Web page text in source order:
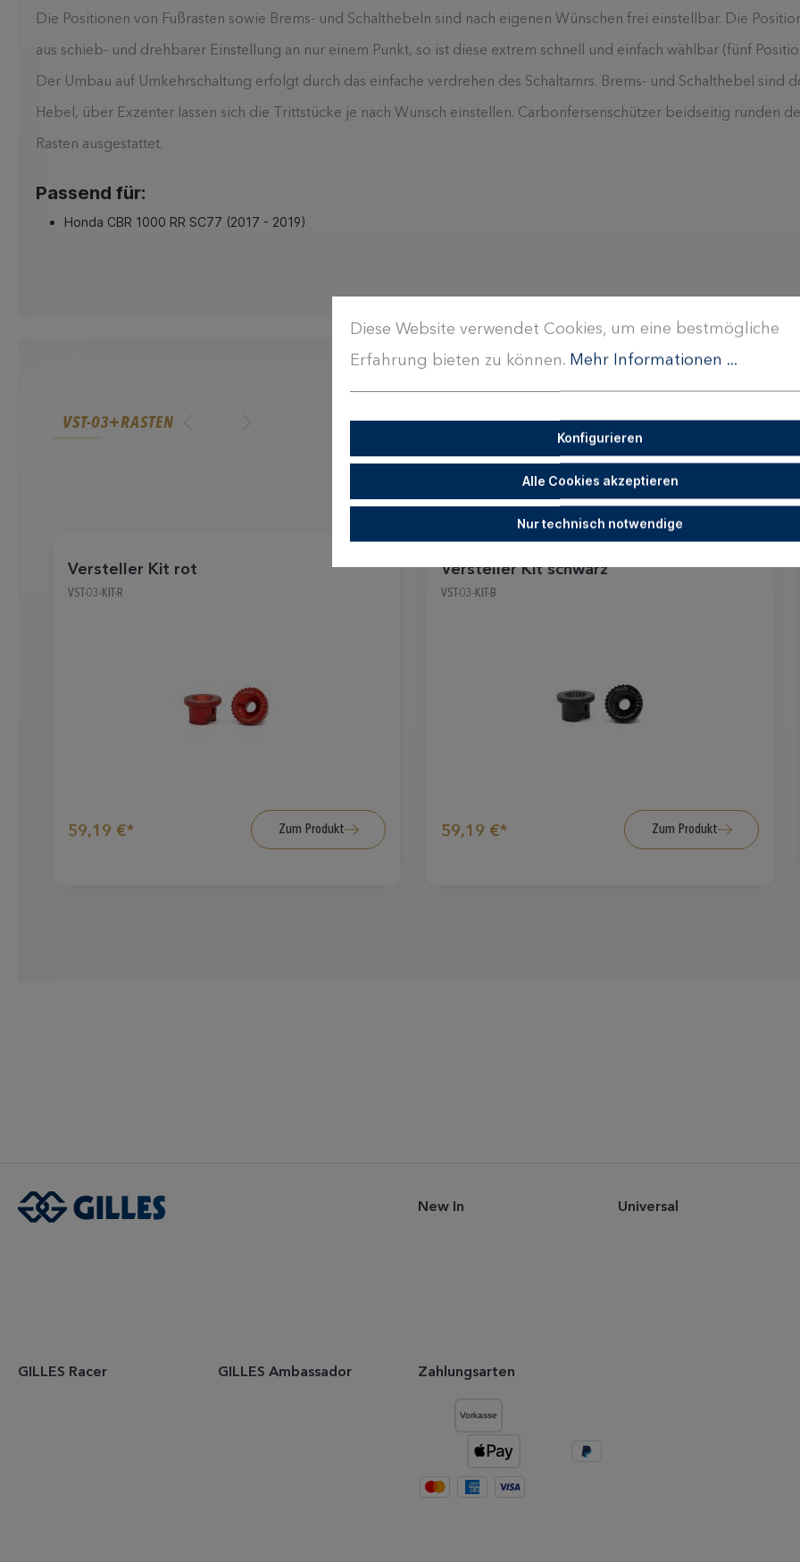
Die Positionen von Fußrasten sowie Brems- und Schalthebeln sind nach eigenen Wünschen frei einstellbar. Die
aus schieb- und drehbarer Einstellung an nur einem Punkt, so ist diese extrem schnell und einfach wählbar (fünf
Der Umbau auf Umkehrschaltung erfolgt durch das einfache verdrehen des Schaltamrs. Brems- und Schalthebel
Hebel, über Exzenter lassen sich die Trittstücke je nach Wunsch einstellen. Carbonfersenschützer beidseitig runden
Rasten ausgestattet.
Passend für:
Honda CBR 1000 RR SC77 (2017 - 2019)
VST-03+RASTEN
Versteller Kit rot
VST-03-KIT-R
59,19 €* Zum Produkt
Versteller Kit schwarz
VST-03-KIT-B
59,19 €* Zum Produkt
New In Universal
GILLES Racer GILLES Ambassador Zahlungsarten
Diese Website verwendet Cookies, um eine bestmögliche
Erfahrung bieten zu können. Mehr Informationen ...
Konfigurieren
Alle Cookies akzeptieren
Nur technisch notwendige